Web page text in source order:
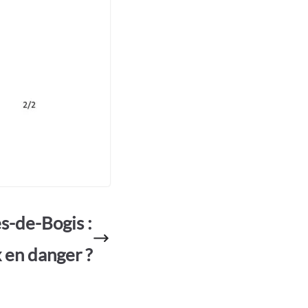
de-Bogis :
danger ?